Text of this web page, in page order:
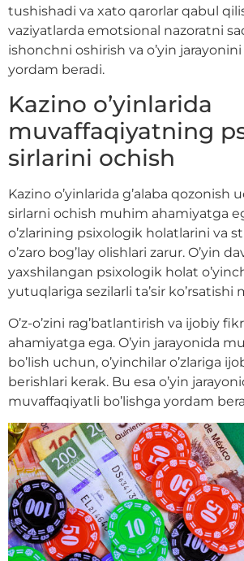
tushishadi va xato qarorlar qabul
vaziyatlarda emotsional nazoratni
ishonchni oshirish va o’yin
yordam beradi.
Kazino o’yinlarida
muvaffaqiyatning
sirlarini ochish
Kazino o’yinlarida g’alaba qozonish
sirlarni ochish muhim ahamiyatga
o’zlarining psixologik holatlarini va
o’zaro bog’lay olishlari zarur. O’yin
yaxshilangan psixologik holat
yutuqlariga sezilarli ta’sir ko’rsatishi
O’z-o’zini rag’batlantirish va ijobiy
ahamiyatga ega. O’yin jarayonida
bo’lish uchun, o’yinchilar o’zlariga
berishlari kerak. Bu esa o’yin
muvaffaqiyatli bo’lishga yordam